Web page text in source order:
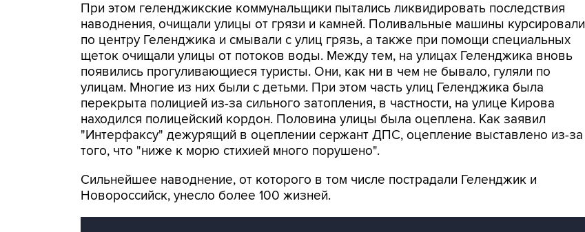
При этом геленджикские коммунальщики пытались ликвидировать последствия
наводнения, очищали улицы от грязи и камней. Поливальные машины курсировали
по центру Геленджика и смывали с улиц грязь, а также при помощи специальных
щеток очищали улицы от потоков воды. Между тем, на улицах Геленджика вновь
появились прогуливающиеся туристы. Они, как ни в чем не бывало, гуляли по
улицам. Многие из них были с детьми. При этом часть улиц Геленджика была
перекрыта полицией из-за сильного затопления, в частности, на улице Кирова
находился полицейский кордон. Половина улицы была оцеплена. Как заявил
"Интерфаксу" дежурящий в оцеплении сержант ДПС, оцепление выставлено из-за
того, что "ниже к морю стихией много порушено".
Сильнейшее наводнение, от которого в том числе пострадали Геленджик и
Новороссийск, унесло более 100 жизней.